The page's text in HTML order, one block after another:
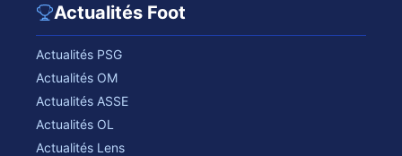
Actualités Foot
Actualités PSG
Actualités OM
Actualités ASSE
Actualités OL
Actualités Lens